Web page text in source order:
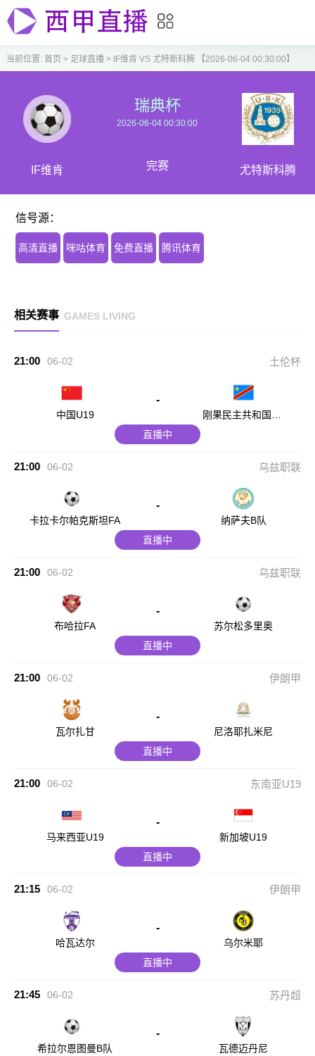
当前位置: 首页 > 足球直播> IF维肯 VS 尤特斯科腾 【2026-06-04 00:30:00】
IF维肯
瑞典杯
2026-06-04 00:30:00
完赛 尤特斯科腾
信号源：
高清直播 咪咕体育 免费直播 腾讯体育
相关赛事 GAMES LIVING
21:00 06-02 土伦杯
中国U19
-
刚果民主共和国U2
直播中
21:00 06-02 乌兹职联
卡拉卡尔帕克斯坦FA
-
纳萨夫B队
直播中
21:00 06-02 乌兹职联
布哈拉FA
-
苏尔松多里奥
直播中
21:00 06-02 伊朗甲
瓦尔扎甘
-
尼洛耶扎米尼
直播中
21:00 06-02 东南亚U19
马来西亚U19
-
新加坡U19
直播中
21:15 06-02 伊朗甲
哈瓦达尔
-
乌尔米耶
直播中
21:45 06-02 苏丹超
希拉尔恩图曼B队
-
瓦德迈丹尼